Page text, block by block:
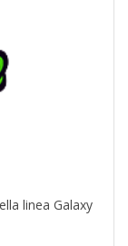
linea Galaxy